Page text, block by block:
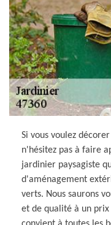
Si vous voulez
n'hésitez pas à faire
jardinier paysagiste
d'aménagement
verts. Nous saurons
et de qualité à un